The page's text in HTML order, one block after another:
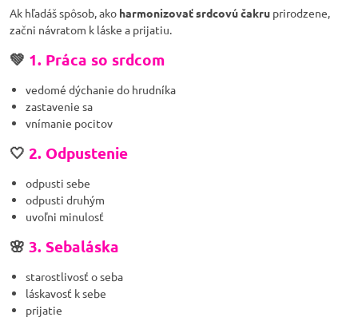
Ak hľadáš spôsob, ako harmonizovať srdcovú čakru prirodzene,
začni návratom k láske a prijatiu.
💚 1. Práca so srdcom
vedomé dýchanie do hrudníka
zastavenie sa
vnímanie pocitov
🤍 2. Odpustenie
odpusti sebe
odpusti druhým
uvoľni minulosť
🌸 3. Sebaláska
starostlivosť o seba
láskavosť k sebe
prijatie